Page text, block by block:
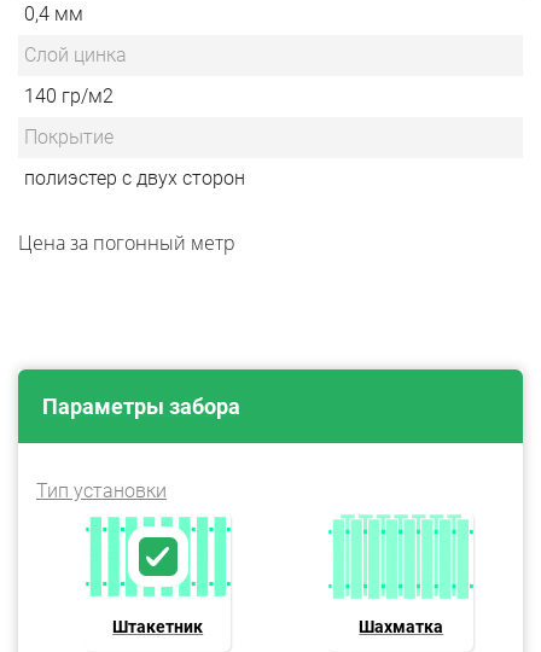
0,4 мм
Слой цинка
140 гр/м2
Покрытие
полиэстер с двух сторон
Цена за погонный метр
Параметры забора
Тип установки
Штакетник Шахматка